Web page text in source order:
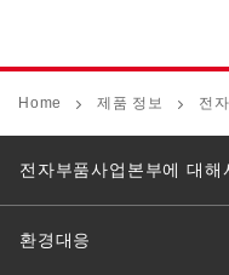
Home 제품 정보 전
전자부품사업본부에 대해
환경대응